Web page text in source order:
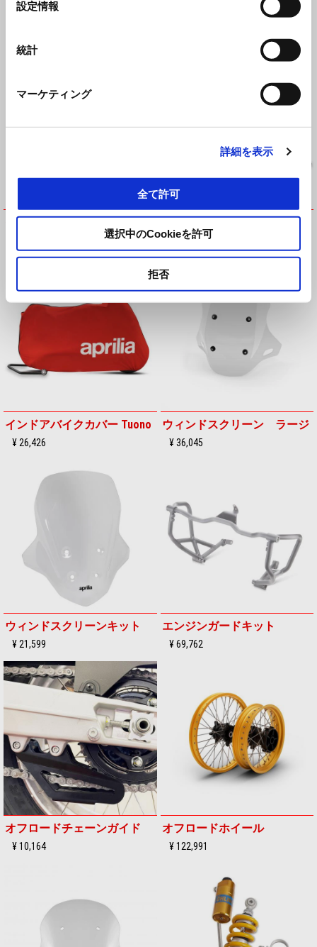
設定情報
統計
マーケティング
詳細を表示
全て許可
選択中のCookieを許可
拒否
アーバントップケース
アーバントップケース用リア
インドア バイクカバー インドアバイクカバー
¥ 26,426
インドアバイクカバー Tuono
¥ 26,426
ウィンドスクリーン ラージ
¥ 36,045
ウィンドスクリーンキット
¥ 21,599
エンジンガードキット
¥ 69,762
オフロードチェーンガイド
¥ 10,164
オフロードホイール
¥ 122,991